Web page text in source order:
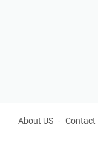
About US Contact